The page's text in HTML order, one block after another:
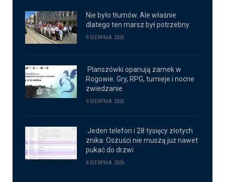
Nie było tłumów. Ale właśnie
dlatego ten marsz był potrzebny
9 SIERPNIA 2026
Planszówki opanują zamek w
Rogowie. Gry, RPG, turnieje i nocne
zwiedzanie
9 SIERPNIA 2026
Jeden telefon i 28 tysięcy złotych
znika. Oszuści nie muszą już nawet
pukać do drzwi
8 SIERPNIA 2026